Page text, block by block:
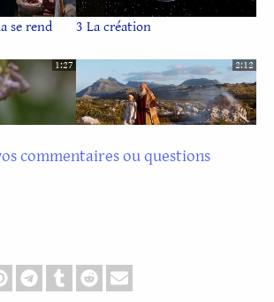
se rend
3 La création
1:27 2:12
commentaires ou questions